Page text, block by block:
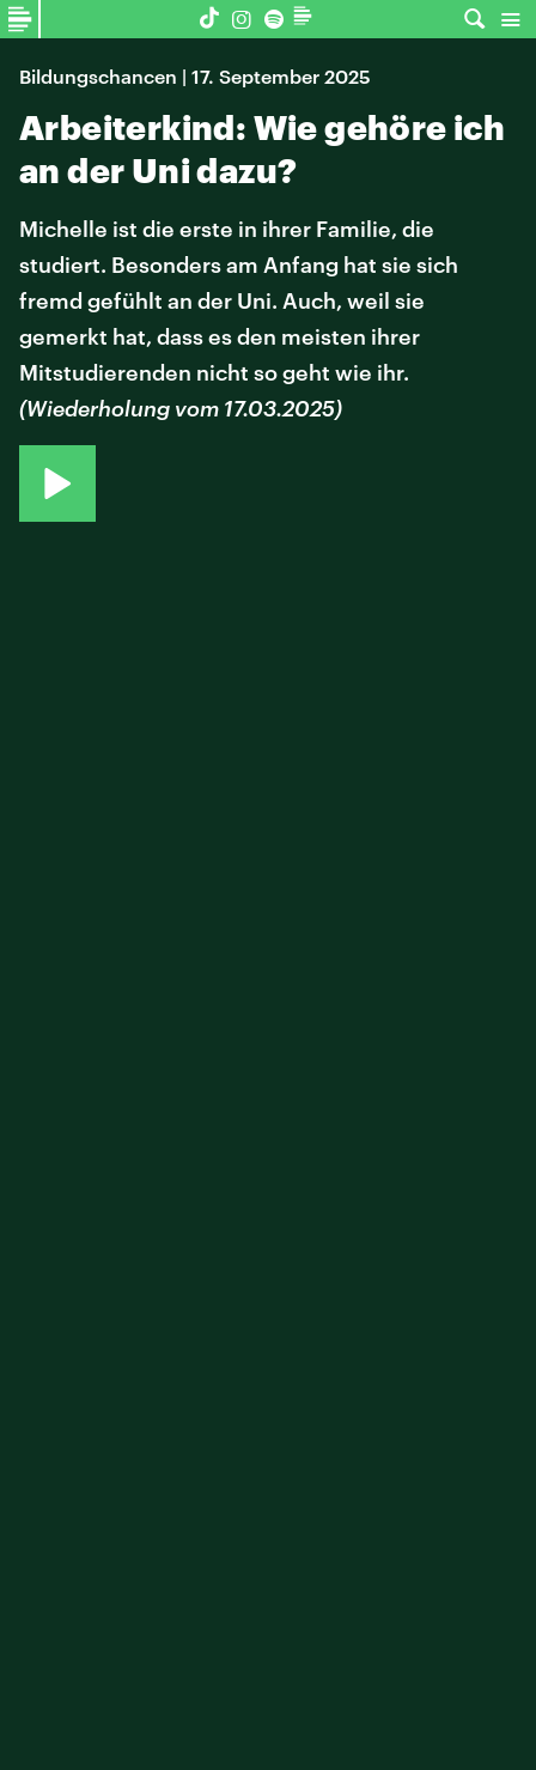
Bildungschancen | 17. September 2025
Arbeiterkind: Wie gehöre ich
an der Uni dazu?
Michelle ist die erste in ihrer Familie, die
studiert. Besonders am Anfang hat sie sich
fremd gefühlt an der Uni. Auch, weil sie
gemerkt hat, dass es den meisten ihrer
Mitstudierenden nicht so geht wie ihr.
(Wiederholung vom 17.03.2025)